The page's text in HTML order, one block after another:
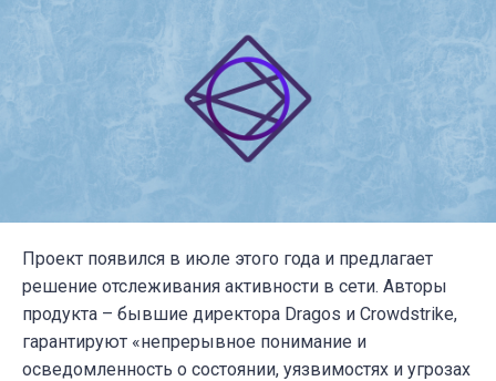
Проект появился в июле этого года и предлагает
решение отслеживания активности в сети. Авторы
продукта – бывшие директора Dragos и Crowdstrike,
гарантируют «непрерывное понимание и
осведомленность о состоянии, уязвимостях и угрозах